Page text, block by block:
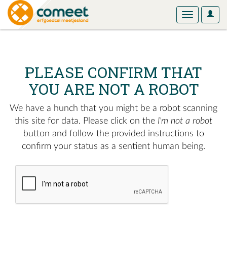
User
Toggle
PLEASE CONFIRM THAT
YOU ARE NOT A ROBOT
We have a hunch that you might be a robot scanning
this site for data. Please click on the I'm not a robot
button and follow the provided instructions to
confirm your status as a sentient human being.